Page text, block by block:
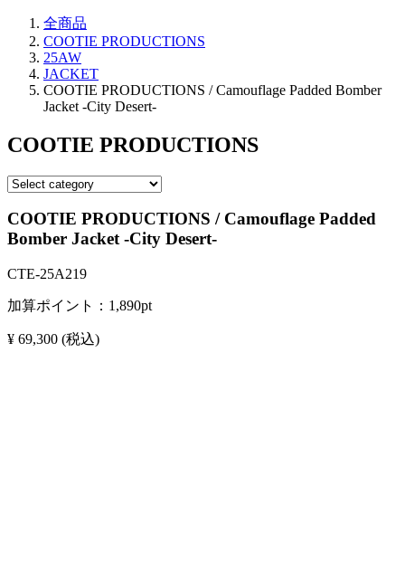
全商品
COOTIE PRODUCTIONS
25AW
JACKET
COOTIE PRODUCTIONS / Camouflage Padded Bomber
Jacket -City Desert-
COOTIE PRODUCTIONS
COOTIE PRODUCTIONS / Camouflage Padded
Bomber Jacket -City Desert-
CTE-25A219
加算ポイント： 1,890pt
¥ 69,300 (税込)